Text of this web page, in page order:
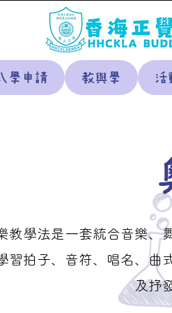
學申請 教與學 活
教學法是一套統合音樂、
習拍子、音符、唱名、曲
及抒